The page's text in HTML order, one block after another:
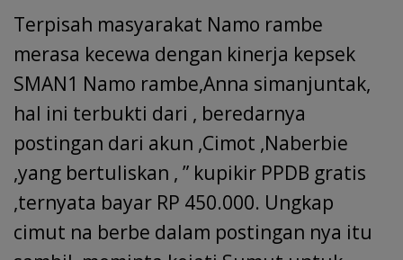
Terpisah masyarakat Namo rambe
merasa kecewa dengan kinerja kepsek
SMAN1 Namo rambe,Anna simanjuntak,
hal ini terbukti dari , beredarnya
postingan dari akun ,Cimot ,Naberbie
,yang bertuliskan , ” kupikir PPDB gratis
,ternyata bayar RP 450.000. Ungkap
cimut na berbe dalam postingan nya itu